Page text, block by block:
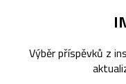
Výběr příspěvků z